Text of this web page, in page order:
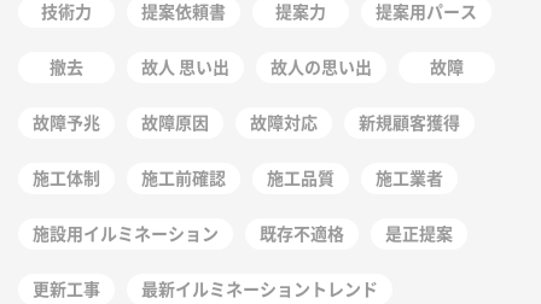
技術力 提案依頼書 提案力 提案用パース
撤去 故人 思い出 故人の思い出 故障
故障予兆 故障原因 故障対応 新規顧客獲得
施工体制 施工前確認 施工品質 施工業者
施設用イルミネーション 既存不適格 是正提案
更新工事 最新イルミネーショントレンド